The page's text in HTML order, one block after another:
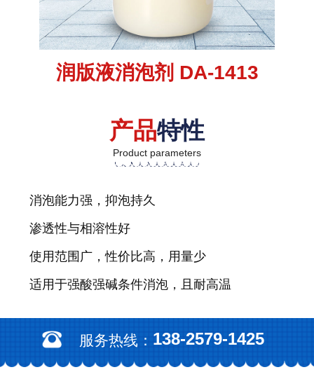
润版液消泡剂 DA-1413
产品特性
Product parameters
消泡能力强，抑泡持久
渗透性与相溶性好
使用范围广，性价比高，用量少
适用于强酸强碱条件消泡，且耐高温
服务热线： 138-2579-1425